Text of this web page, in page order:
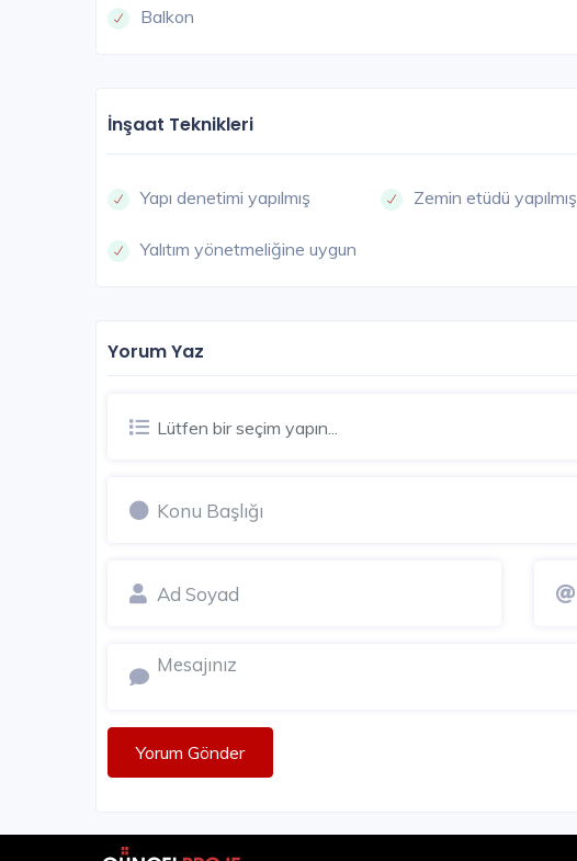
Balkon
İnşaat Teknikleri
Yapı denetimi yapılmış Zemin etüdü yapılmış
Yalıtım yönetmeliğine uygun
Yorum Yaz
Lütfen bir seçim yapın...
Yorum Gönder